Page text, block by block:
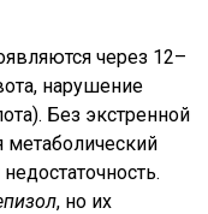
через 12–
нарушение
Без экстренной
, но их